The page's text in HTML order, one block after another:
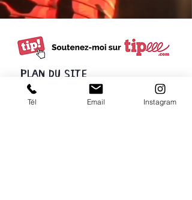
PLAN DU SITE
EBISU
PAGE INSTAGRAM
Tél Email Instagram